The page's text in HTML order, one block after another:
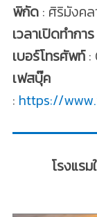
พิกัด: ศิริมังคล
เวลาเปิดทำการ
เบอร์โทรศัพท์:
เฟสบุ๊ค
: https://
โรงแร